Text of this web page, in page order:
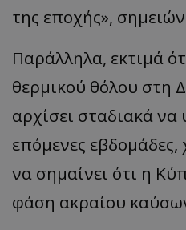
της εποχής»,
Παράλληλα, εκτιμά
θερμικού θόλου στη
αρχίσει σταδιακά να
επόμενες
να σημαίνει ότι η
φάση ακραίου